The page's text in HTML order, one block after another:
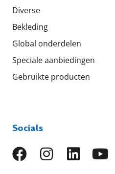
Diverse
Bekleding
Global onderdelen
Speciale aanbiedingen
Gebruikte producten
Socials